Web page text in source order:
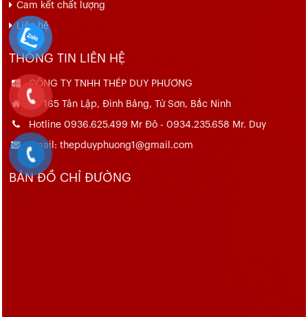
Cam kết chất lượng
Liên hệ
THÔNG TIN LIÊN HỆ
CÔNG TY TNHH THÉP DUY PHƯƠNG
Số 165 Tân Lập, Đình Bảng, Từ Sơn, Bắc Ninh
Hotline 0936.625.499 Mr Đô - 0934.235.658 Mr. Duy
Email: thepduyphuong1@gmail.com
BẢN ĐỒ CHỈ ĐƯỜNG